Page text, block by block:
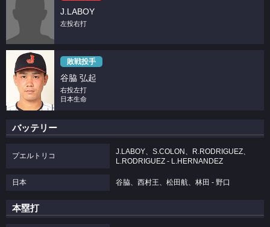
J.LABOY
左投右打
敗戦投手
谷脇 弘起
右投左打
日本生命
バッテリー
プエルトリコ
J.LABOY、S.COLON、R.RODRIGUEZ、
L.RODRIGUEZ - L.HERNANDEZ
日本 谷脇、西村王、松田航、林田 - 野口
本塁打